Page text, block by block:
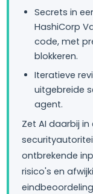
Secrets in
HashiCorp
code, met
blokkeren.
Iteratieve
uitgebreide
agent.
Zet AI daarbij
ontbrekende
risico's en